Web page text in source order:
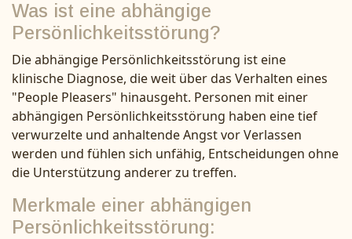
Was ist eine abhängige
Persönlichkeitsstörung?
Die abhängige Persönlichkeitsstörung ist eine
klinische Diagnose, die weit über das Verhalten eines
"People Pleasers" hinausgeht. Personen mit einer
abhängigen Persönlichkeitsstörung haben eine tief
verwurzelte und anhaltende Angst vor Verlassen
werden und fühlen sich unfähig, Entscheidungen ohne
die Unterstützung anderer zu treffen.
Merkmale einer abhängigen
Persönlichkeitsstörung: